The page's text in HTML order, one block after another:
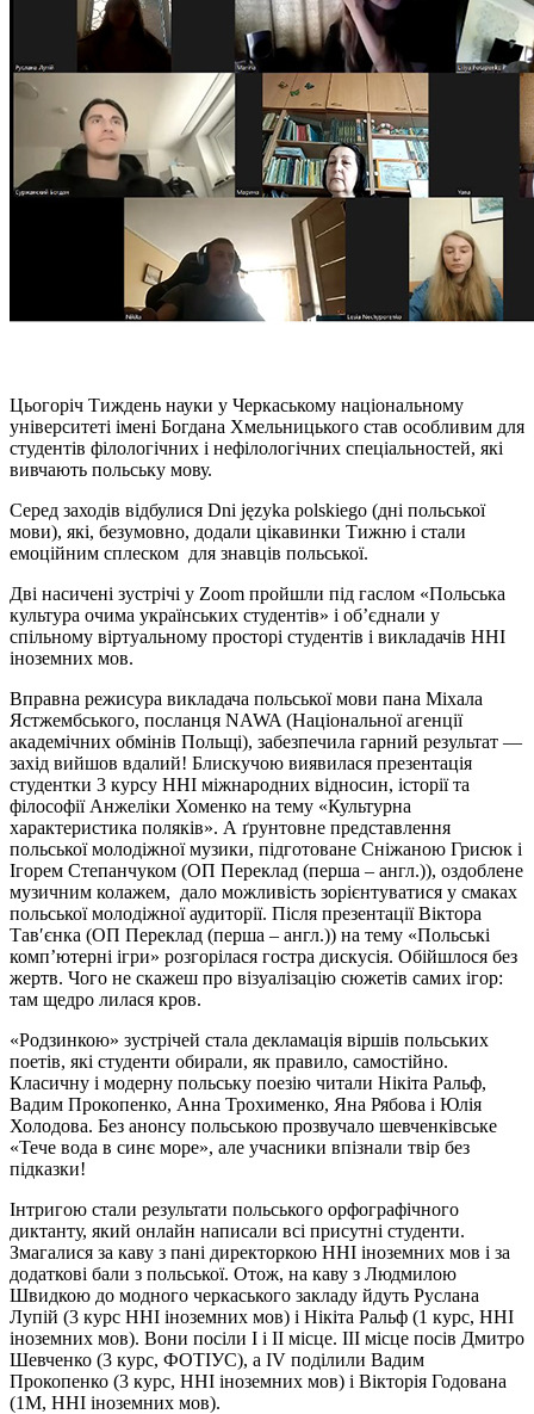
Цьогоріч Тиждень науки у Черкаському національному
університеті імені Богдана Хмельницького став особливим для
студентів філологічних і нефілологічних спеціальностей, які
вивчають польську мову.
Серед заходів відбулися Dni języka polskiego (дні польської
мови), які, безумовно, додали цікавинки Тижню і стали
емоційним сплеском для знавців польської.
Дві насичені зустрічі у Zoom пройшли під гаслом «Польська
культура очима українських студентів» і об’єднали у
спільному віртуальному просторі студентів і викладачів ННІ
іноземних мов.
Вправна режисура викладача польської мови пана Міхала
Ястжембського, посланця NAWA (Національної агенції
академічних обмінів Польщі), забезпечила гарний результат —
захід вийшов вдалий! Блискучою виявилася презентація
студентки 3 курсу ННІ міжнародних відносин, історії та
філософії Анжеліки Хоменко на тему «Культурна
характеристика поляків». А ґрунтовне представлення
польської молодіжної музики, підготоване Сніжаною Грисюк і
Ігорем Степанчуком (ОП Переклад (перша – англ.)), оздоблене
музичним колажем, дало можливість зорієнтуватися у смаках
польської молодіжної аудиторії. Після презентації Віктора
Тав′єнка (ОП Переклад (перша – англ.)) на тему «Польські
комп’ютерні ігри» розгорілася гостра дискусія. Обійшлося без
жертв. Чого не скажеш про візуалізацію сюжетів самих ігор:
там щедро лилася кров.
«Родзинкою» зустрічей стала декламація віршів польських
поетів, які студенти обирали, як правило, самостійно.
Класичну і модерну польську поезію читали Нікіта Ральф,
Вадим Прокопенко, Анна Трохименко, Яна Рябова і Юлія
Холодова. Без анонсу польською прозвучало шевченківське
«Тече вода в синє море», але учасники впізнали твір без
підказки!
Інтригою стали результати польського орфографічного
диктанту, який онлайн написали всі присутні студенти.
Змагалися за каву з пані директоркою ННІ іноземних мов і за
додаткові бали з польської. Отож, на каву з Людмилою
Швидкою до модного черкаського закладу йдуть Руслана
Лупій (3 курс ННІ іноземних мов) і Нікіта Ральф (1 курс, ННІ
іноземних мов). Вони посіли І і ІІ місце. ІІІ місце посів Дмитро
Шевченко (3 курс, ФОТІУС), а ІV поділили Вадим
Прокопенко (3 курс, ННІ іноземних мов) і Вікторія Годована
(1М, ННІ іноземних мов).